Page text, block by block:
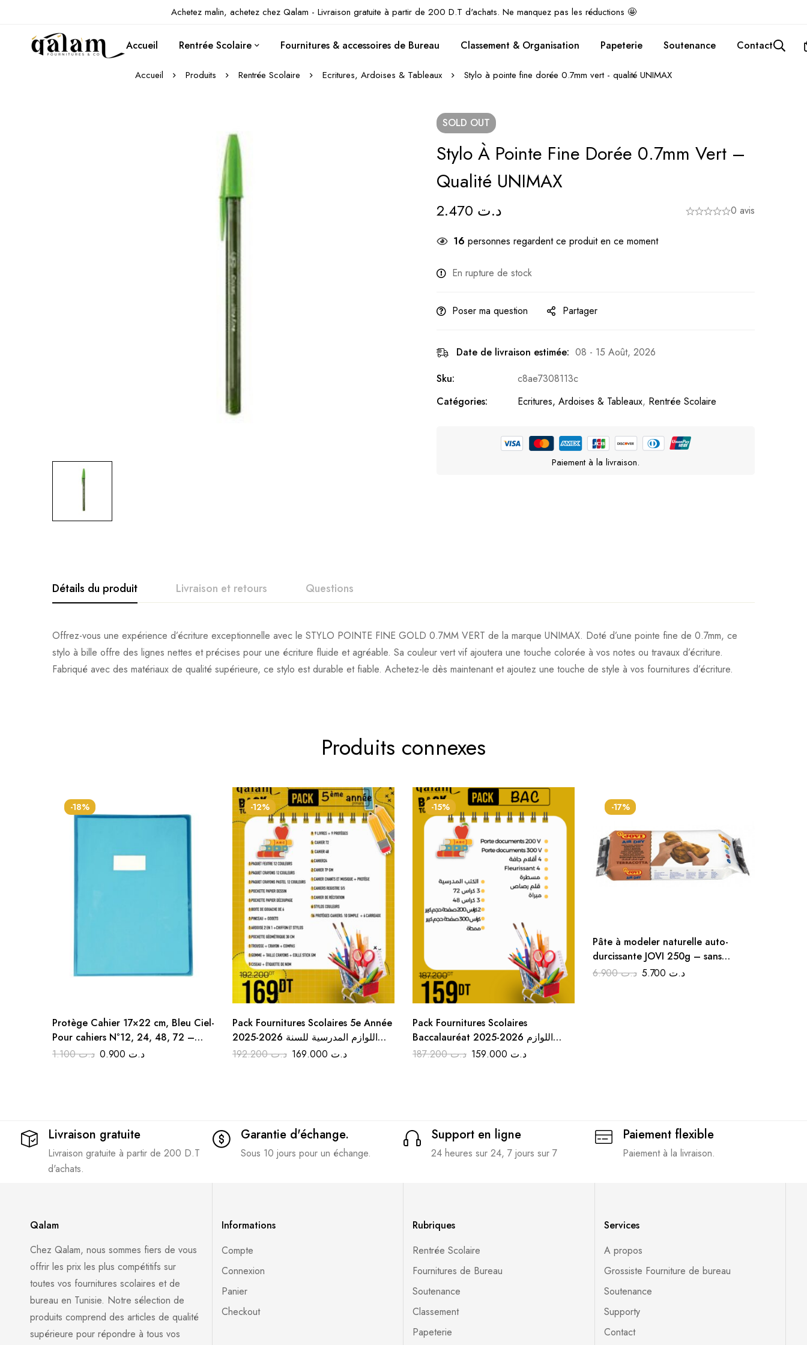
Achetez malin, achetez chez Qalam - Livraison gratuite à partir de 200 D.T d'achats. Ne manquez pas les réductions 🤩
Accueil Rentrée Scolaire Fournitures & accessoires de Bureau Classement & Organisation Papeterie Soutenance Contact
Accueil Produits Rentrée Scolaire Ecritures, Ardoises & Tableaux Stylo à pointe fine dorée 0.7mm vert - qualité UNIMAX
SOLD OUT
Stylo À Pointe Fine Dorée 0.7mm Vert –
Qualité UNIMAX
د.ت 0 avis
16 personnes regardent ce produit en ce moment
En rupture de stock
Poser ma question Partager
Date de livraison estimée: 08 - 15 Août, 2026
Sku:
c8ae7308113c
Catégories:
Ecritures, Ardoises & Tableaux, Rentrée Scolaire
Paiement à la livraison.
Détails du produit Livraison et retours Questions
Offrez-vous une expérience d’écriture exceptionnelle avec le STYLO POINTE FINE GOLD 0.7MM VERT de la marque UNIMAX. Doté d’une pointe fine de 0.7mm, ce
stylo à bille offre des lignes nettes et précises pour une écriture fluide et agréable. Sa couleur vert vif ajoutera une touche colorée à vos notes ou travaux d’écriture.
Fabriqué avec des matériaux de qualité supérieure, ce stylo est durable et fiable. Achetez-le dès maintenant et ajoutez une touche de style à vos fournitures d’écriture.
Produits connexes
-18%
Protège Cahier 17×22 cm, Bleu Ciel-
Pour cahiers N°12, 24, 48, 72 –
Idéal pour la rentrée scolaire!
د.ت1.100 د.ت
-12%
Pack Fournitures Scolaires 5e Année
2025-2026 اللوازم المدرسية للسنة
الخامسة ابتدائي
د.ت192.200 د.ت
-15%
Pack Fournitures Scolaires
Baccalauréat 2025-2026 اللوازم
المدرسية البكالوريا
د.ت187.200 د.ت
-17%
Pâte à modeler naturelle auto-
durcissante JOVI 250g – sans
cuisson, sans odeur
د.ت6.900 د.ت
Livraison gratuite
Livraison gratuite à partir de 200 D.T
d'achats.
Garantie d'échange.
Sous 10 jours pour un échange.
Support en ligne
24 heures sur 24, 7 jours sur 7
Paiement flexible
Paiement à la livraison.
Qalam
Chez Qalam, nous sommes fiers de vous
offrir les prix les plus compétitifs sur
toutes vos fournitures scolaires et de
bureau en Tunisie. Notre sélection de
produits comprend des articles de qualité
supérieure pour répondre à tous vos
Informations
Compte
Connexion
Panier
Checkout
Rubriques
Rentrée Scolaire
Fournitures de Bureau
Soutenance
Classement
Papeterie
Services
A propos
Grossiste Fourniture de bureau
Soutenance
Supporty
Contact